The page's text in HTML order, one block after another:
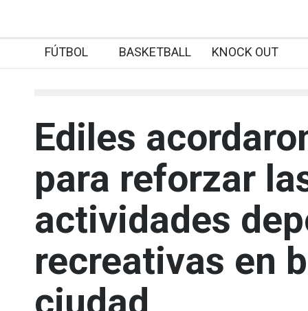
FÚTBOL BASKETBALL KNOCK OUT
Ediles
para reforzar
actividades
recreativas en
ciudad